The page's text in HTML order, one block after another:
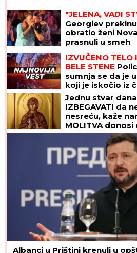
"JELENA, VADI
Georgiev
obratio ženi
prasnuli u smeh
IZVUČENO TELO
BELE STENE
sumnja se da je
koji je iskočio iz
Jednu stvar
IZBEGAVATI da
nesreću, kaže
MOLITVA
blagoslov: Slavi
Albanci u Prištini krenuli u